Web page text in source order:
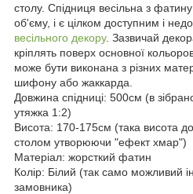
столу. Спідниця весільна з
об'єму, і є цілком доступним і
весільного декору. Зазвичай
кріплять поверх основної
може бути виконана з різних
шифону або жаккарда.
Довжина спідниці: 500см (в
утяжка 1:2)
Висота: 170-175см (така висота
столом утворюючи "ефект хмар")
Матеріал: жорсткий фатин
Колір: Білий (так само можливий
замовника)